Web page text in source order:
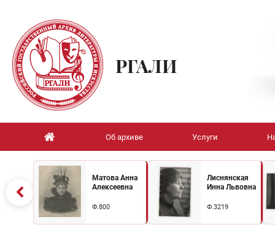
РГАЛИ
Об архиве Услуги
Матова Анна
Алексеевна
Ф.800
Лиснянская
Инна Львовна
Ф.3219